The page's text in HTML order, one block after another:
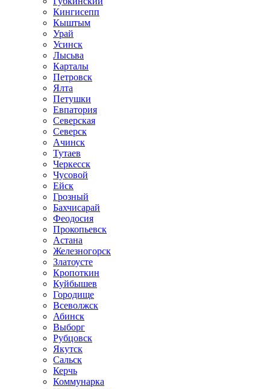
Кингисепп
Кыштым
Урай
Усинск
Лысьва
Карталы
Петровск
Ялта
Петушки
Евпатория
Северская
Северск
Ачинск
Тутаев
Черкесск
Чусовой
Ейск
Грозный
Бахчисарай
Феодосия
Прокопьевск
Астана
Железногорск
Златоусте
Кропоткин
Куйбышев
Городище
Всеволжск
Абинск
Выборг
Рубцовск
Якутск
Сальск
Керчь
Коммунарка